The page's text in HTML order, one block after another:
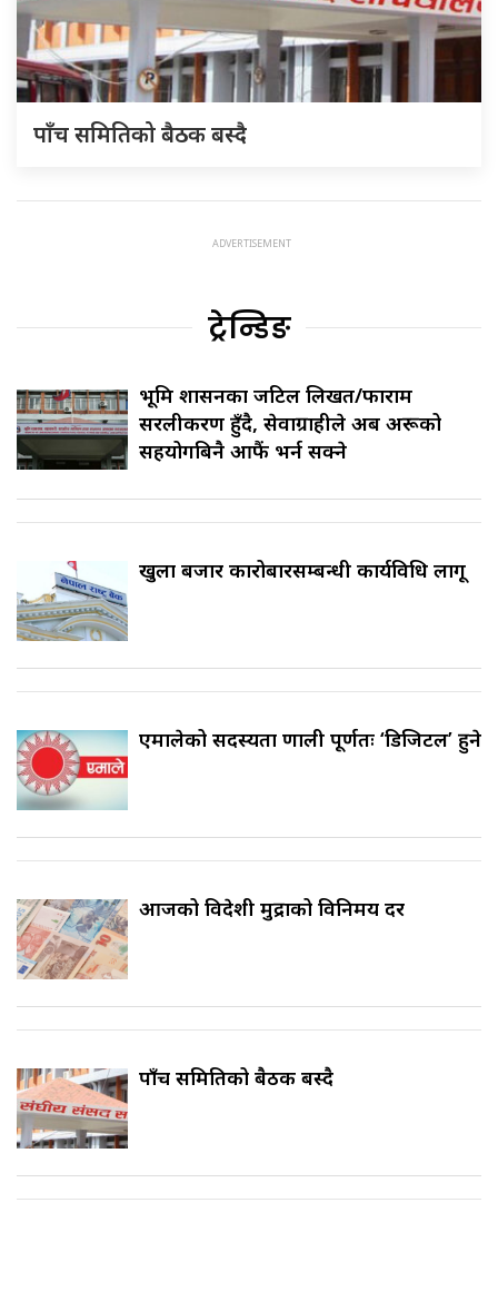
पाँच समितिको बैठक बस्दै
ट्रेन्डिङ
भूमि प्रशासनका जटिल लिखत/फाराम
सरलीकरण हुँदै, सेवाग्राहीले अब अरूको
सहयोगबिनै आफैं भर्न सक्ने
खुला बजार कारोबारसम्बन्धी कार्यविधि लागू
एमालेको सदस्यता प्रणाली पूर्णतः ‘डिजिटल’ हुने
आजको विदेशी मुद्राको विनिमय दर
पाँच समितिको बैठक बस्दै